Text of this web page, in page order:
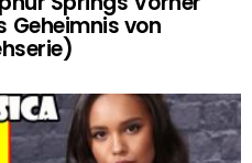
Geheimnis von